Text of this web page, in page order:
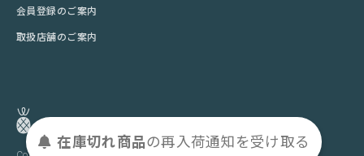
会員登録のご案内
取扱店舗のご案内
在庫切れ商品の再入荷通知を受け取る